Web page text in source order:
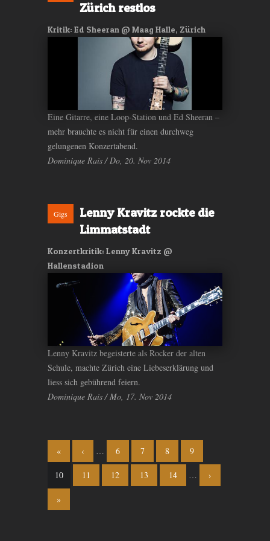
Zürich restlos
Kritik: Ed Sheeran @ Maag Halle, Zürich
Eine Gitarre, eine Loop-Station und Ed Sheeran –
mehr brauchte es nicht für einen durchweg
gelungenen Konzertabend.
Dominique Rais / Do, 20. Nov 2014
Gigs
Lenny Kravitz rockte die
Limmatstadt
Konzertkritik: Lenny Kravitz @
Hallenstadion
Lenny Kravitz begeisterte als Rocker der alten
Schule, machte Zürich eine Liebeserklärung und
liess sich gebührend feiern.
Dominique Rais / Mo, 17. Nov 2014
Seiten
« ‹ … 6 7 8 9
10 11 12 13 14 … ›
»